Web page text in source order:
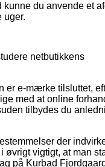
du anvende et
uger.
netbutikkens
er e-mærke tilsluttet,
med at online
tilbydes du
der
øvrigt vigtigt, at man
på Kurbad